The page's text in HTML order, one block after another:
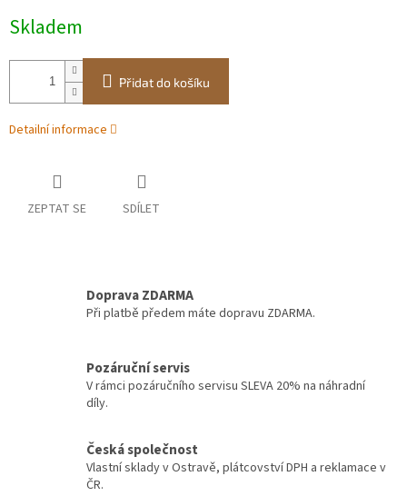
cena:
Skladem
Přidat do košíku
Detailní informace
ZEPTAT SE SDÍLET
Doprava ZDARMA
Při platbě předem máte dopravu ZDARMA.
Pozáruční servis
V rámci pozáručního servisu SLEVA 20% na náhradní
díly.
Česká společnost
Vlastní sklady v Ostravě, plátcovství DPH a reklamace v
ČR.